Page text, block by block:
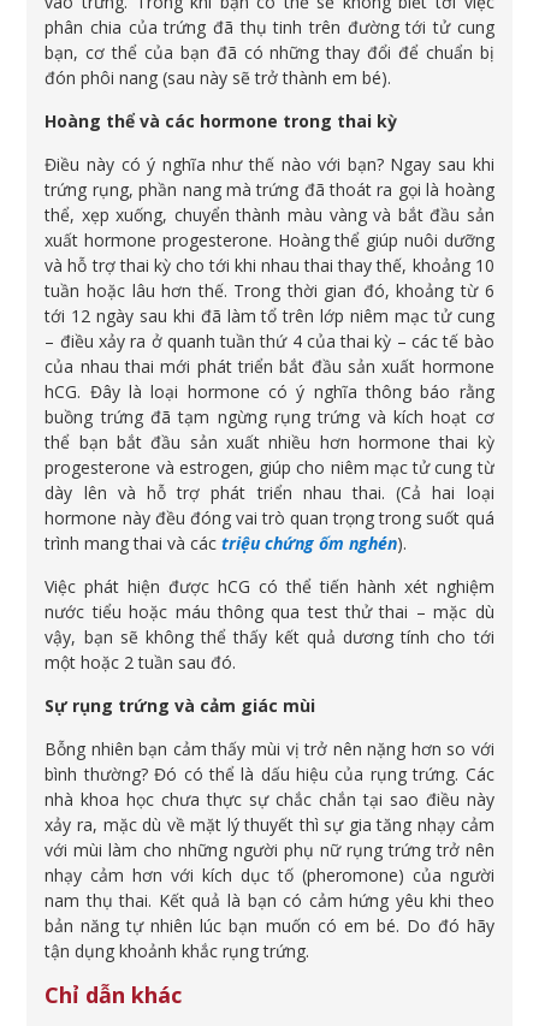
phân chia của trứng đã thụ tinh trên đường tới tử cung
bạn, cơ thể của bạn đã có những thay đổi để chuẩn bị
đón phôi nang (sau này sẽ trở thành em bé).
Hoàng thể và các hormone trong thai kỳ
Điều này có ý nghĩa như thế nào với bạn? Ngay sau khi
trứng rụng, phần nang mà trứng đã thoát ra gọi là hoàng
thể, xẹp xuống, chuyển thành màu vàng và bắt đầu sản
xuất hormone progesterone. Hoàng thể giúp nuôi dưỡng
và hỗ trợ thai kỳ cho tới khi nhau thai thay thế, khoảng 10
tuần hoặc lâu hơn thế. Trong thời gian đó, khoảng từ 6
tới 12 ngày sau khi đã làm tổ trên lớp niêm mạc tử cung
– điều xảy ra ở quanh tuần thứ 4 của thai kỳ – các tế bào
của nhau thai mới phát triển bắt đầu sản xuất hormone
hCG. Đây là loại hormone có ý nghĩa thông báo rằng
buồng trứng đã tạm ngừng rụng trứng và kích hoạt cơ
thể bạn bắt đầu sản xuất nhiều hơn hormone thai kỳ
progesterone và estrogen, giúp cho niêm mạc tử cung từ
dày lên và hỗ trợ phát triển nhau thai. (Cả hai loại
hormone này đều đóng vai trò quan trọng trong suốt quá
trình mang thai và cáctriệu chứng ốm nghén).
Việc phát hiện được hCG có thể tiến hành xét nghiệm
nước tiểu hoặc máu thông qua test thử thai – mặc dù
vậy, bạn sẽ không thể thấy kết quả dương tính cho tới
một hoặc 2 tuần sau đó.
Sự rụng trứng và cảm giác mùi
Bỗng nhiên bạn cảm thấy mùi vị trở nên nặng hơn so với
bình thường? Đó có thể là dấu hiệu của rụng trứng. Các
nhà khoa học chưa thực sự chắc chắn tại sao điều này
xảy ra, mặc dù về mặt lý thuyết thì sự gia tăng nhạy cảm
với mùi làm cho những người phụ nữ rụng trứng trở nên
nhạy cảm hơn với kích dục tố (pheromone) của người
nam thụ thai. Kết quả là bạn có cảm hứng yêu khi theo
bản năng tự nhiên lúc bạn muốn có em bé. Do đó hãy
tận dụng khoảnh khắc rụng trứng.
Chỉ dẫn khác